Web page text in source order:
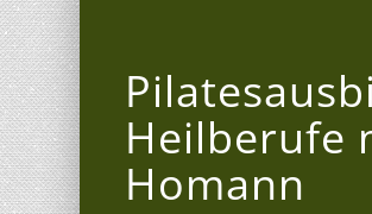
Heilberufe
Homann